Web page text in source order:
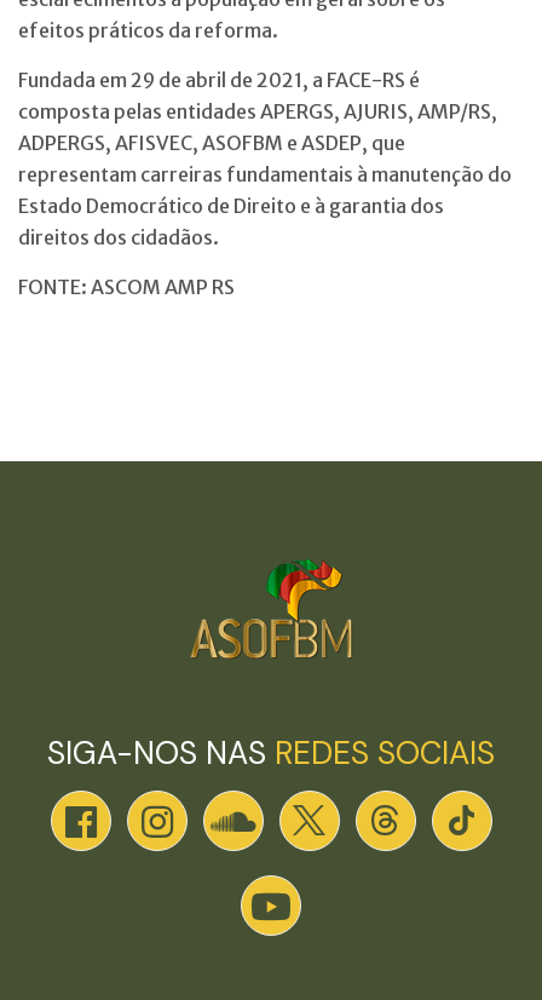
efeitos práticos da reforma.
Fundada em 29 de abril de 2021, a FACE-RS é
composta pelas entidades APERGS, AJURIS, AMP/RS,
ADPERGS, AFISVEC, ASOFBM e ASDEP, que
representam carreiras fundamentais à manutenção do
Estado Democrático de Direito e à garantia dos
direitos dos cidadãos.
FONTE: ASCOM AMP RS
SIGA-NOS NAS REDES SOCIAIS